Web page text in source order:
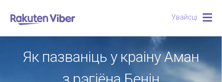
Увайсці
Як пазваніць у краіну Аман
з рэгіёна Бенін